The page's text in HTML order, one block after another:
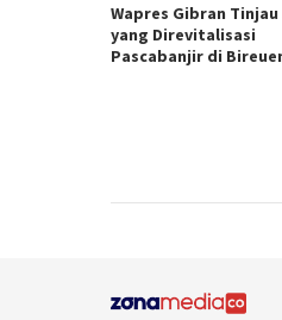
Wapres Gibran Tinjau
yang Direvitalisasi
Pascabanjir di